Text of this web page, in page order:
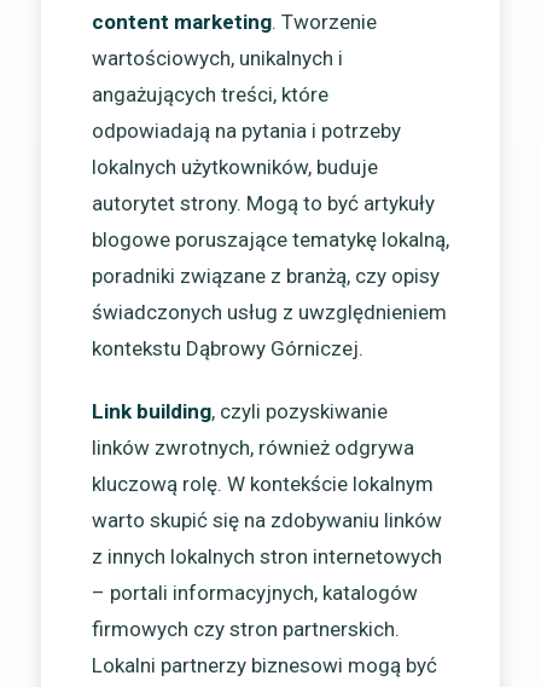
content marketing. Tworzenie
wartościowych, unikalnych i
angażujących treści, które
odpowiadają na pytania i potrzeby
lokalnych użytkowników, buduje
autorytet strony. Mogą to być artykuły
blogowe poruszające tematykę lokalną,
poradniki związane z branżą, czy opisy
świadczonych usług z uwzględnieniem
kontekstu Dąbrowy Górniczej.
Link building, czyli pozyskiwanie
linków zwrotnych, również odgrywa
kluczową rolę. W kontekście lokalnym
warto skupić się na zdobywaniu linków
z innych lokalnych stron internetowych
– portali informacyjnych, katalogów
firmowych czy stron partnerskich.
Lokalni partnerzy biznesowi mogą być